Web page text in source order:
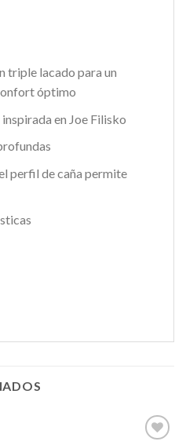
triple lacado para un
óptimo
en Joe Filisko
perfil de caña permite